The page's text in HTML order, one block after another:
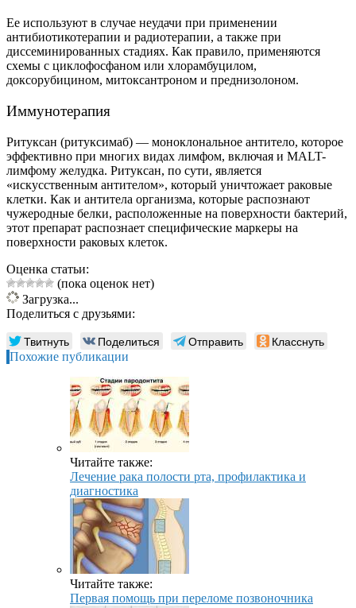
Ее используют в случае неудачи при применении
антибиотикотерапии и радиотерапии, а также при
диссеминированных стадиях. Как правило, применяются
схемы с циклофосфаном или хлорамбуцилом,
доксорубицином, митоксантроном и преднизолоном.
Иммунотерапия
Ритуксан (ритуксимаб) — моноклональное антитело, которое
эффективно при многих видах лимфом, включая и MALT-
лимфому желудка. Ритуксан, по сути, является
«искусственным антителом», который уничтожает раковые
клетки. Как и антитела организма, которые распознают
чужеродные белки, расположенные на поверхности бактерий,
этот препарат распознает специфические маркеры на
поверхности раковых клеток.
Оценка статьи:
(пока оценок нет)
Загрузка...
Поделиться с друзьями:
Твитнуть Поделиться Отправить Класснуть
Похожие публикации
Читайте также:
Лечение рака полости рта, профилактика и
диагностика
Читайте также:
Первая помощь при переломе позвоночника